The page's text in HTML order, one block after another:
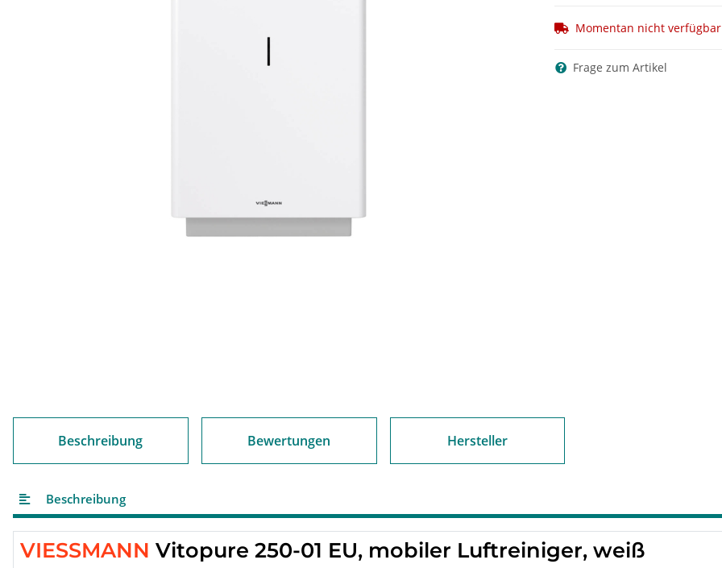
Momentan nicht verfügbar
Frage zum Artikel
Beschreibung Bewertungen Hersteller
Beschreibung
VIESSMANN Vitopure 250-01 EU, mobiler Luftreiniger, weiß